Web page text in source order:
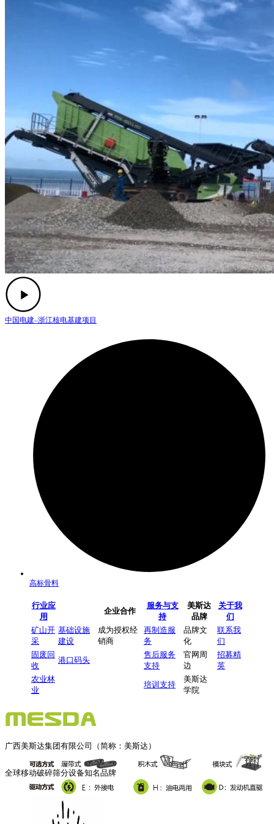
中国电建–浙江核电基建项目
高标骨料
行业应
用
企业合作
服务与支
持
美斯达
品牌
关于我
们
矿山开
采
基础设施
建设
成为授权经
销商
再制造服
务
品牌文
化
联系我
们
固废回
收
港口码头
售后服务
支持
官网周
边
招募精
英
农业林
业
培训支持
美斯达
学院
广西美斯达集团有限公司（简称：美斯达）
全球移动破碎筛分设备知名品牌